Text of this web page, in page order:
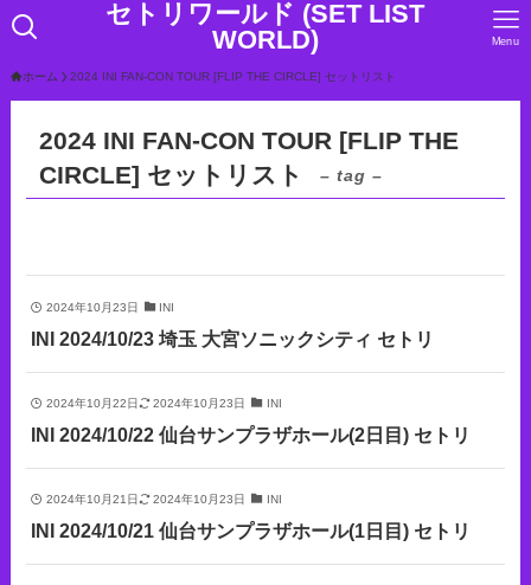
セトリワールド (SET LIST
WORLD)
Menu
ホーム 2024 INI FAN-CON TOUR [FLIP THE CIRCLE] セットリスト
2024 INI FAN-CON TOUR [FLIP THE
CIRCLE] セットリスト
– tag –
2024年10月23日 INI
INI 2024/10/23 埼玉 大宮ソニックシティ セトリ
2024年10月22日 2024年10月23日 INI
INI 2024/10/22 仙台サンプラザホール(2日目) セトリ
2024年10月21日 2024年10月23日 INI
INI 2024/10/21 仙台サンプラザホール(1日目) セトリ